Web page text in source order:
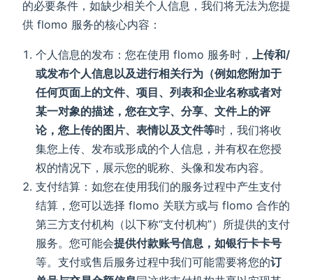
的必要条件，如缺少相关个人信息，我们将无法为您提
供 flomo 服务的核心内容：
个人信息的发布：您在使用 flomo 服务时，上传和/
或发布个人信息以及进行相关行为（例如您附加于
任何页面上的文件、项目、列表和企业名称或者对
某一对象的描述，您在文字、分享、文件上的评
论，您上传的图片、表情以及文件等时，我们将收
集您上传、发布或形成的个人信息，并有权在您授
权的情况下，展示您的昵称、头像和发布内容。
支付结算：如您在使用我们的服务过程中产生支付
结算，您可以选择 flomo 关联方或与 flomo 合作的
第三方支付机构（以下称“支付机构”）所提供的支付
服务。您可能会提供付款账号信息，如银行卡卡号
等。支付或售后服务过程中我们可能需要将您的订